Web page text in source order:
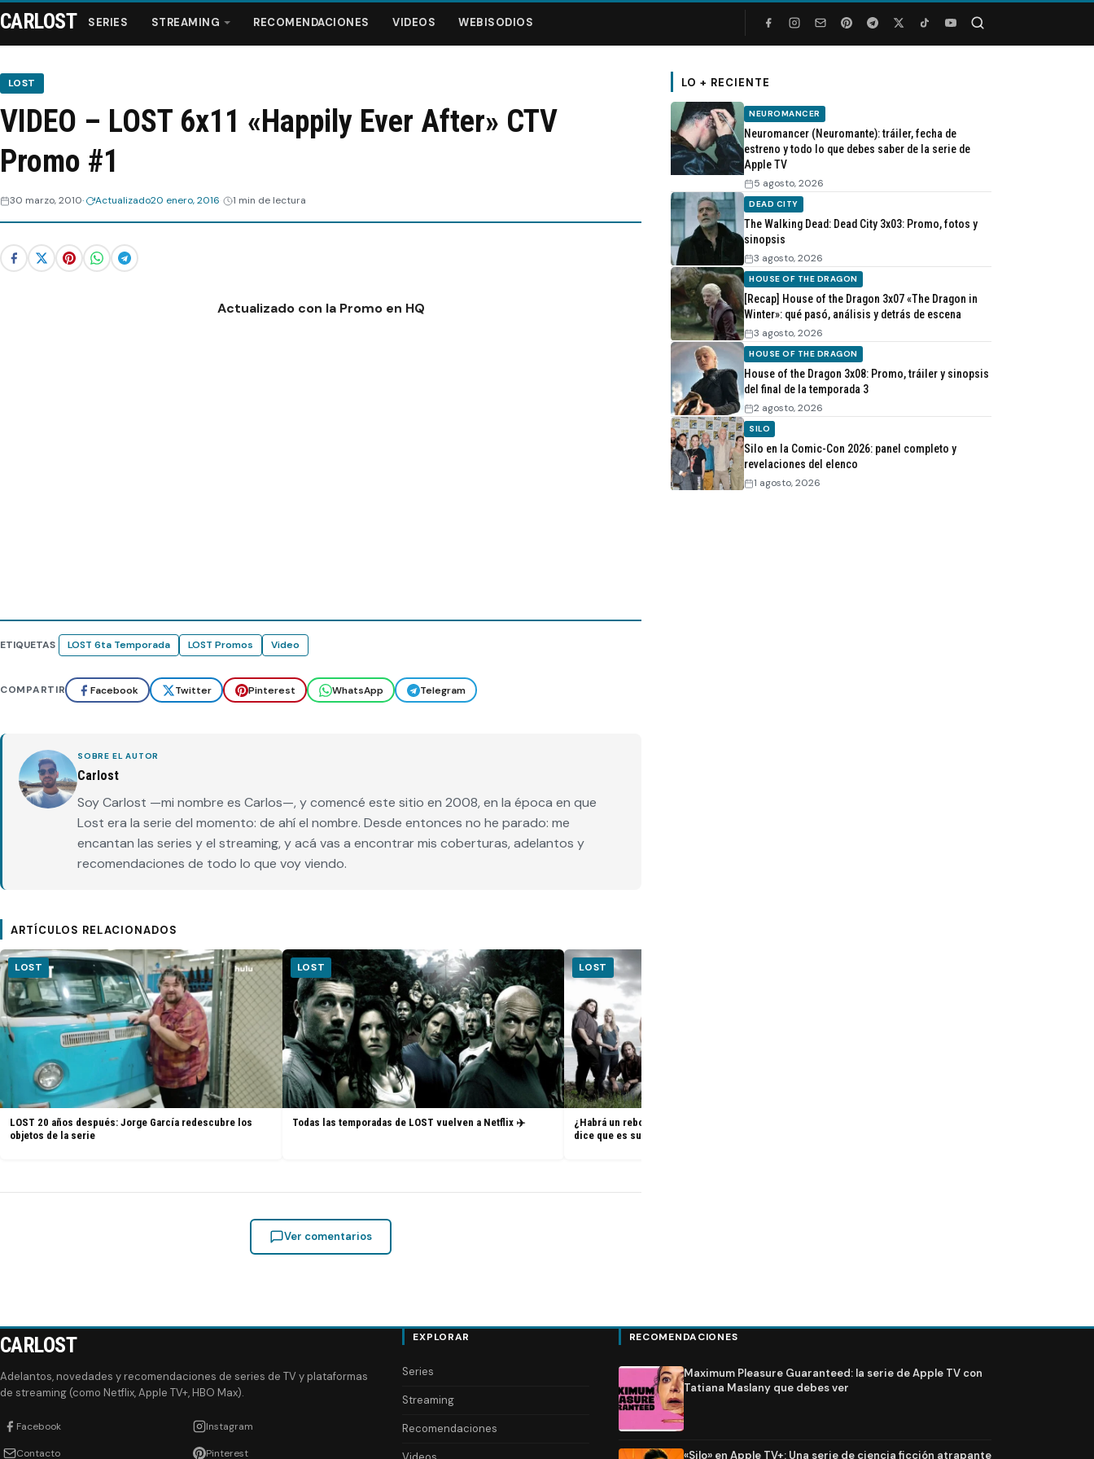
Series
Streaming
Videos
CARLOST SERIES STREAMING RECOMENDACIONES VIDEOS WEBISODIOS
LOST
VIDEO – LOST 6x11 «Happily Ever After» CTV
Promo #1
30 marzo, 2010 Actualizado20 enero, 2016 1 min de lectura
Actualizado con la Promo en HQ
ETIQUETAS LOST 6ta Temporada LOST Promos Video
COMPARTIR Facebook Twitter Pinterest WhatsApp Telegram
SOBRE EL AUTOR
Carlost
Soy Carlost —mi nombre es Carlos—, y comencé este sitio en 2008, en la época en que
Lost era la serie del momento: de ahí el nombre. Desde entonces no he parado: me
encantan las series y el streaming, y acá vas a encontrar mis coberturas, adelantos y
recomendaciones de todo lo que voy viendo.
ARTÍCULOS RELACIONADOS
LOST
LOST 20 años después: Jorge García redescubre los
objetos de la serie
LOST
Todas las temporadas de LOST vuelven a Netflix ✈️
LOST
¿Habrá un reboot de Lost? La nueva presidenta de ABC
dice que es su sueño
Ver comentarios
LO + RECIENTE
NEUROMANCER
Neuromancer (Neuromante): tráiler, fecha de
estreno y todo lo que debes saber de la serie de
Apple TV
5 agosto, 2026
DEAD CITY
The Walking Dead: Dead City 3x03: Promo, fotos y
sinopsis
3 agosto, 2026
HOUSE OF THE DRAGON
[Recap] House of the Dragon 3x07 «The Dragon in
Winter»: qué pasó, análisis y detrás de escena
3 agosto, 2026
HOUSE OF THE DRAGON
House of the Dragon 3x08: Promo, tráiler y sinopsis
del final de la temporada 3
2 agosto, 2026
SILO
Silo en la Comic-Con 2026: panel completo y
revelaciones del elenco
1 agosto, 2026
CARLOST
Adelantos, novedades y recomendaciones de series de TV y plataformas
de streaming (como Netflix, Apple TV+, HBO Max).
Facebook Instagram
Contacto Pinterest
EXPLORAR
Series
Streaming
Recomendaciones
RECOMENDACIONES
Maximum Pleasure Guaranteed: la serie de Apple TV con
Tatiana Maslany que debes ver
«Silo» en Apple TV+: Una serie de ciencia ficción atrapante